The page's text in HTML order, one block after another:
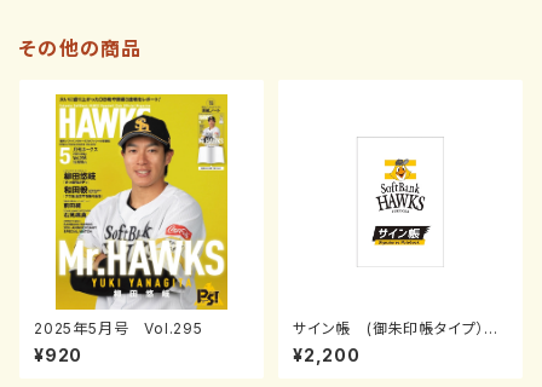
その他の商品
2025年5月号 Vol.295
¥920
サイン帳 (御朱印帳タイプ）ホ
ームユニver．/ビジターユニve
r．
¥2,200